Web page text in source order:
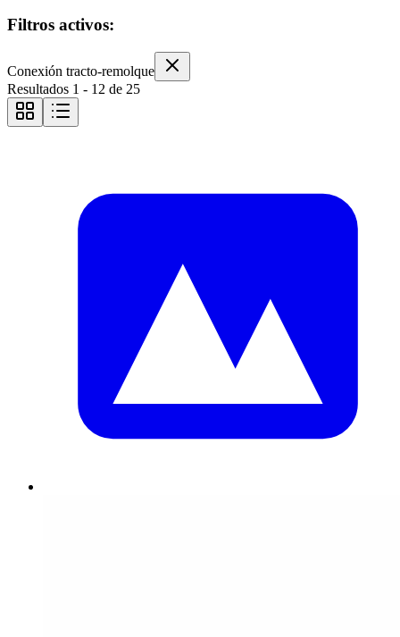
Filtros activos:
Conexión tracto-remolque
Resultados 1 - 12 de 25